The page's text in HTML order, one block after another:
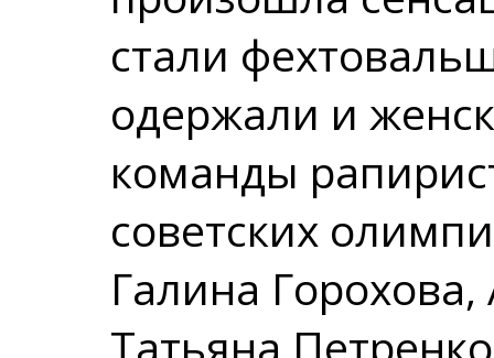
стали
одержали и
команды
советских
Галина